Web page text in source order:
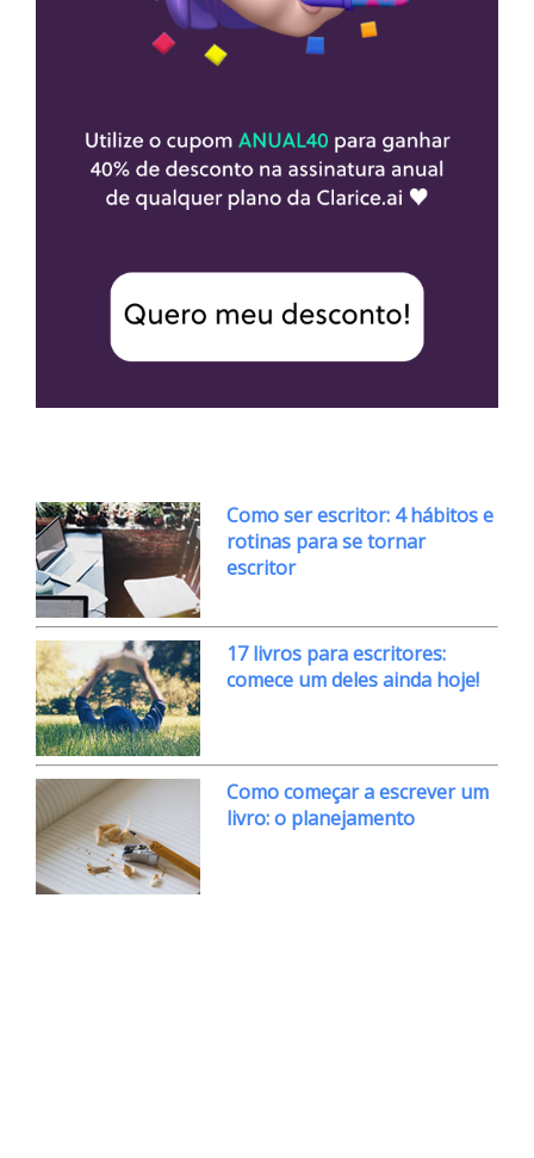
Como ser escritor: 4 hábitos e
rotinas para se tornar
escritor
17 livros para escritores:
comece um deles ainda hoje!
Como começar a escrever um
livro: o planejamento